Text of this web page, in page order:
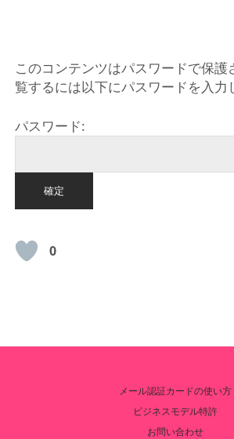
このコンテンツはパスワードで保護
覧するには以下にパスワードを入力
パスワード:
0
メール認証カードの使い方
ビジネスモデル特許
お問い合わせ